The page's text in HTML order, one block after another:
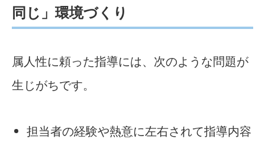
同じ」環境づくり
属人性に頼った指導には、次のような問題が
生じがちです。
担当者の経験や熱意に左右されて指導内容